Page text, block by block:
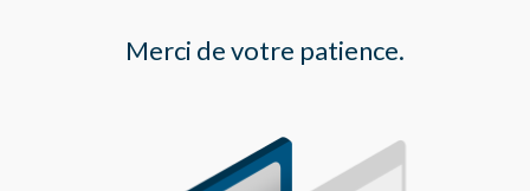
Merci de votre patience.